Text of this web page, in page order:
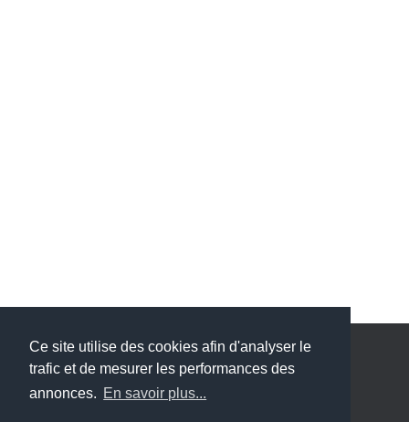
Ce site utilise des cookies afin d'analyser le
trafic et de mesurer les performances des
annonces. En savoir plus...
ACCUEIL BLOG CGV MENTIONS LÉGALES